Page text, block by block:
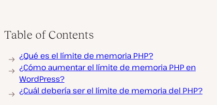
Table of Contents
¿Qué es el límite de memoria PHP?
¿Cómo aumentar el límite de memoria PHP en
WordPress?
¿Cuál debería ser el límite de memoria del PHP?